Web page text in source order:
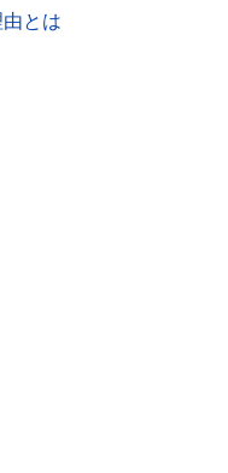
とは